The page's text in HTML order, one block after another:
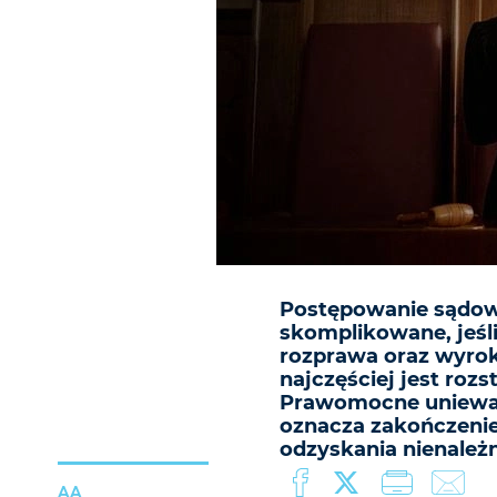
Postępowanie
skomplikowane,
rozprawa oraz
najczęściej jest
Prawomocne
oznacza
odzyskania
AA